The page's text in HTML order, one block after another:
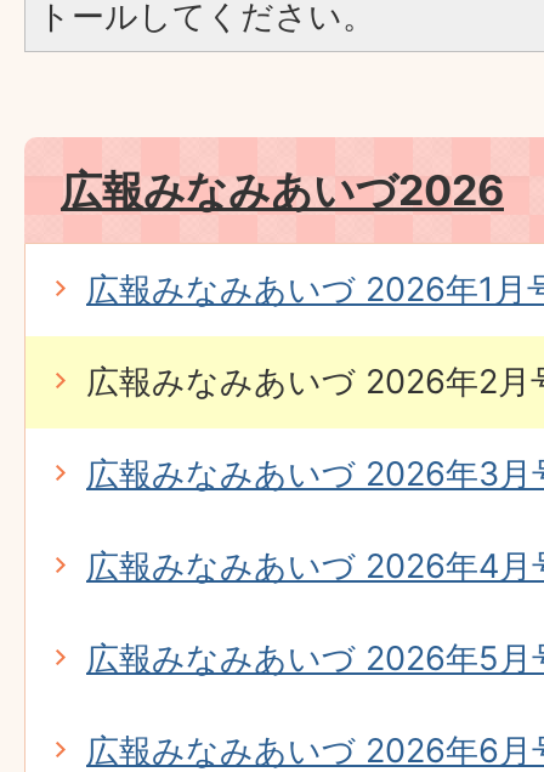
トールしてください。
広報みなみあいづ2026
広報みなみあいづ 2026年1月
広報みなみあいづ 2026年2月
広報みなみあいづ 2026年3
広報みなみあいづ 2026年4月
広報みなみあいづ 2026年5月
広報みなみあいづ 2026年6